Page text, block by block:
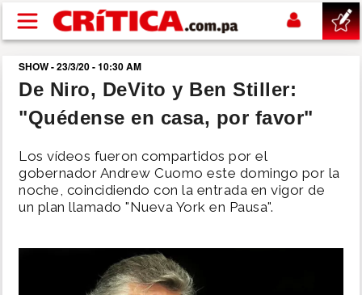
Pasar al contenido principal
buscar
SUCESOS
NACIONAL
POLÍTICA
SHOW - 23/3/20 - 10:30 AM
De Niro, DeVito y Ben Stiller:
"Quédense en casa, por favor"
Los vídeos fueron compartidos por el
gobernador Andrew Cuomo este domingo por la
noche, coincidiendo con la entrada en vigor de
un plan llamado "Nueva York en Pausa".